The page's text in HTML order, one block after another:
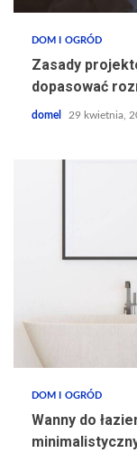
DOM I OGRÓD
Zasady
dopasować
domel 29 kwietnia,
DOM I OGRÓD
Wanny do